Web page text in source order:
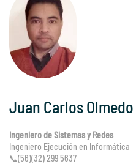
Juan Carlos Olmedo
Ingeniero de Sistemas y Redes
Ingeniero Ejecución en Informática
📞(56)(32) 299 5637